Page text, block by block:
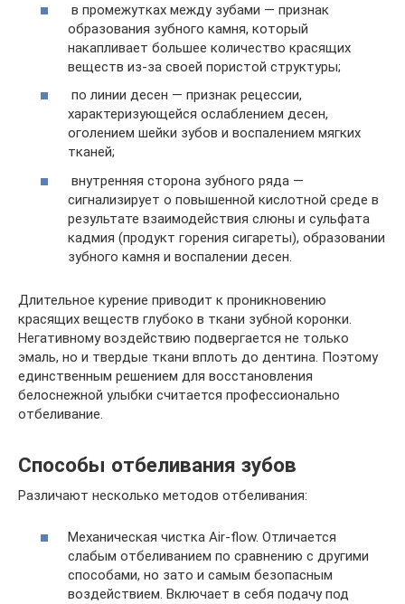
в промежутках между зубами — признак
образования зубного камня, который
накапливает большее количество красящих
веществ из-за своей пористой структуры;
по линии десен — признак рецессии,
характеризующейся ослаблением десен,
оголением шейки зубов и воспалением мягких
тканей;
внутренняя сторона зубного ряда —
сигнализирует о повышенной кислотной среде в
результате взаимодействия слюны и сульфата
кадмия (продукт горения сигареты), образовании
зубного камня и воспалении десен.
Длительное курение приводит к проникновению
красящих веществ глубоко в ткани зубной коронки.
Негативному воздействию подвергается не только
эмаль, но и твердые ткани вплоть до дентина. Поэтому
единственным решением для восстановления
белоснежной улыбки считается профессионально
отбеливание.
Способы отбеливания зубов
Различают несколько методов отбеливания:
Механическая чистка Air-flow. Отличается
слабым отбеливанием по сравнению с другими
способами, но зато и самым безопасным
воздействием. Включает в себя подачу под